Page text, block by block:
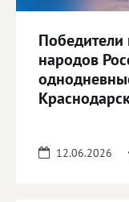
Победители
народов
12.06.2026